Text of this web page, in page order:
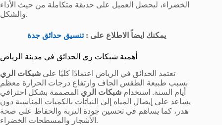
الخضراء، ليحصل العميل على حديقة متكاملة من حيث الأداء
والشكل.
يمكنك ايضاً الاطلاع على :تنسيق حدائق جدة
أهمية شبكات ري الحدائق في مدينة الرياض
تعتمد الحدائق في الرياض اعتمادًا كليًا على شبكات الري
بسبب طبيعة الطقس الجاف وارتفاع درجات الحرارة معظم
أيام السنة. استخدام شبكات الري المصممة بشكل احترافي
يساعد على إيصال المياه إلى النباتات بالكميات المناسبة دون
هدر، كما يساهم في تحسين جودة التربة والحفاظ على صحة
الأشجار والمسطحات الخضراء.